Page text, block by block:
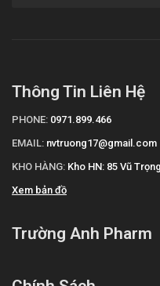
Thông Tin Liên Hệ
PHONE: 0971.899.466
EMAIL: nvtruong17@gmail.com
KHO HÀNG: Kho HN: 85 Vũ
Xem bản đồ
Trường Anh Pharm